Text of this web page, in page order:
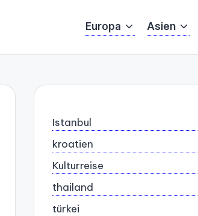
Europa Asien
Istanbul
kroatien
Kulturreise
thailand
türkei